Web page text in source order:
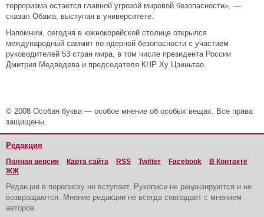
терроризма остается главной угрозой мировой безопасности», —
сказал Обама, выступая в университете.
Напомним, сегодня в южнокорейской столице открылся
международный саммит по ядерной безопасности с участием
руководителей 53 стран мира, в том числе президента России
Дмитрия Медведева и председателя КНР Ху Цзиньтао.
© 2008 Особая буква — особое мнение об особых вещах. Все права
защищены.
Редакция
Полная версия Карта сайта RSS Twitter Facebook
В Контакте
ЖЖ
Редакция в переписку не вступает. Рукописи не рецензируются и не
возвращаются. Мнение редакции не всегда совпадает с мнением
авторов.